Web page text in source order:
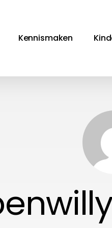
Kennismaken